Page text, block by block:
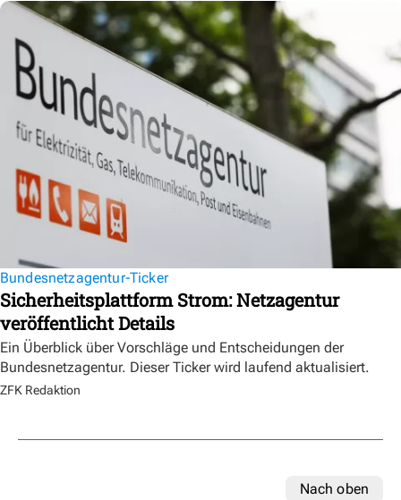
Bundesnetzagentur-Ticker
Sicherheitsplattform Strom: Netzagentur
veröffentlicht Details
Ein Überblick über Vorschläge und Entscheidungen der
Bundesnetzagentur. Dieser Ticker wird laufend aktualisiert.
ZFK Redaktion
Nach oben